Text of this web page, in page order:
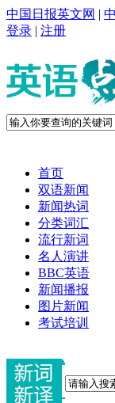
中国日报英文网 |
登录 | 注册
首页
双语新闻
新闻热词
分类词汇
流行新词
名人演讲
BBC英语
新闻播报
图片新闻
考试培训